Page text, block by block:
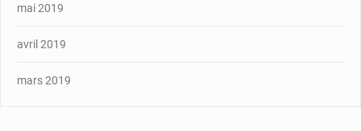
mai 2019
avril 2019
mars 2019